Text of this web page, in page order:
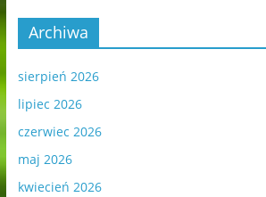
Archiwa
sierpień 2026
lipiec 2026
czerwiec 2026
maj 2026
kwiecień 2026